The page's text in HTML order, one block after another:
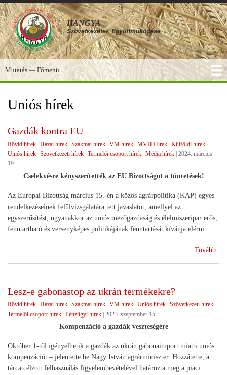
Ugrás
a
tartalomra
HANGYA
Szövetkezetek Együttműködése
Főmenü
Mutatás — Főmenü
Uniós hírek
Gazdák kontra EU
Rövid hírek Hazai hírek Szakmai hírek VM hírek MVH Hírek Külföldi hírek
Uniós hírek Szövetkezeti hírek Termelői csoport hírek Média hírek 2024. március
19.
Cselekvésre kényszerítették az EU Bizottságot a tüntetések!
Az Európai Bizottság március 15.-én a közös agrárpolitika (KAP) egyes
rendelkezéseinek felülvizsgálatára tett javaslatot, amellyel az
egyszerűsítést, ugyanakkor az uniós mezőgazdaság és élelmiszeripar erős,
fenntartható és versenyképes politikájának fenntartását kívánja elérni.
Tovább
Lesz-e gabonastop az ukrán termékekre?
Rövid hírek Hazai hírek Szakmai hírek VM hírek Uniós hírek Szövetkezeti hírek
Termelői csoport hírek Pénzügyi hírek | 2023. szeptember 15.
Kompenzáció a gazdák veszteségére
Október 1-től igényelhetik a gazdák az ukrán gabonaimport miatti uniós
kompenzációt – jelentette be Nagy István agrárminiszter. Hozzátette, a
tárca célzott felhasználás figyelembevételével határozta meg a piaci